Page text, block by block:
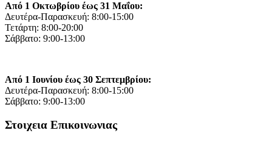
Από 1 Οκτωβρίου έως 31 Μαΐου:
Δευτέρα-Παρασκευή: 8:00-15:00
Τετάρτη: 8:00-20:00
Σάββατο: 9:00-13:00
Από 1 Ιουνίου έως 30 Σεπτεμβρίου:
Δευτέρα-Παρασκευή: 8:00-15:00
Σάββατο: 9:00-13:00
Στοιχεια Επικοινωνιας